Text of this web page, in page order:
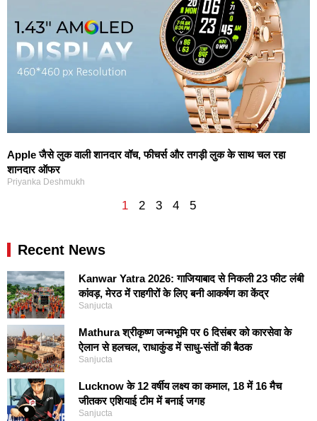
Apple जैसे लुक वाली शानदार वॉच, फीचर्स और तगड़ी लुक के साथ चल रहा
शानदार ऑफर
Priyanka Deshmukh
1 2 3 4 5
Recent News
Kanwar Yatra 2026: गाजियाबाद से निकली 23 फीट लंबी
कांवड़, मेरठ में राहगीरों के लिए बनी आकर्षण का केंद्र
Sanjucta
Mathura श्रीकृष्ण जन्मभूमि पर 6 दिसंबर को कारसेवा के
ऐलान से हलचल, राधाकुंड में साधु-संतों की बैठक
Sanjucta
Lucknow के 12 वर्षीय लक्ष्य का कमाल, 18 में 16 मैच
जीतकर एशियाई टीम में बनाई जगह
Sanjucta